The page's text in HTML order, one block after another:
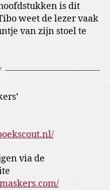
is dit
weet de lezer vaak
van zijn stoel te
via de